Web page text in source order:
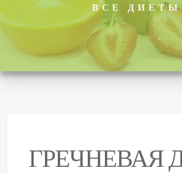
ВСЕ
ГРЕЧНЕВАЯ